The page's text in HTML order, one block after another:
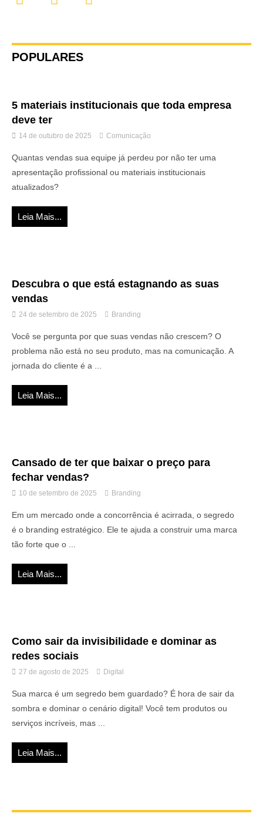
POPULARES
5 materiais institucionais que toda empresa
deve ter
14 de outubro de 2025 Comunicação
Quantas vendas sua equipe já perdeu por não ter uma
apresentação profissional ou materiais institucionais
atualizados?
Leia Mais...
Descubra o que está estagnando as suas
vendas
24 de setembro de 2025 Branding
Você se pergunta por que suas vendas não crescem? O
problema não está no seu produto, mas na comunicação. A
jornada do cliente é a ...
Leia Mais...
Cansado de ter que baixar o preço para
fechar vendas?
10 de setembro de 2025 Branding
Em um mercado onde a concorrência é acirrada, o segredo
é o branding estratégico. Ele te ajuda a construir uma marca
tão forte que o ...
Leia Mais...
Como sair da invisibilidade e dominar as
redes sociais
27 de agosto de 2025 Digital
Sua marca é um segredo bem guardado? É hora de sair da
sombra e dominar o cenário digital! Você tem produtos ou
serviços incríveis, mas ...
Leia Mais...